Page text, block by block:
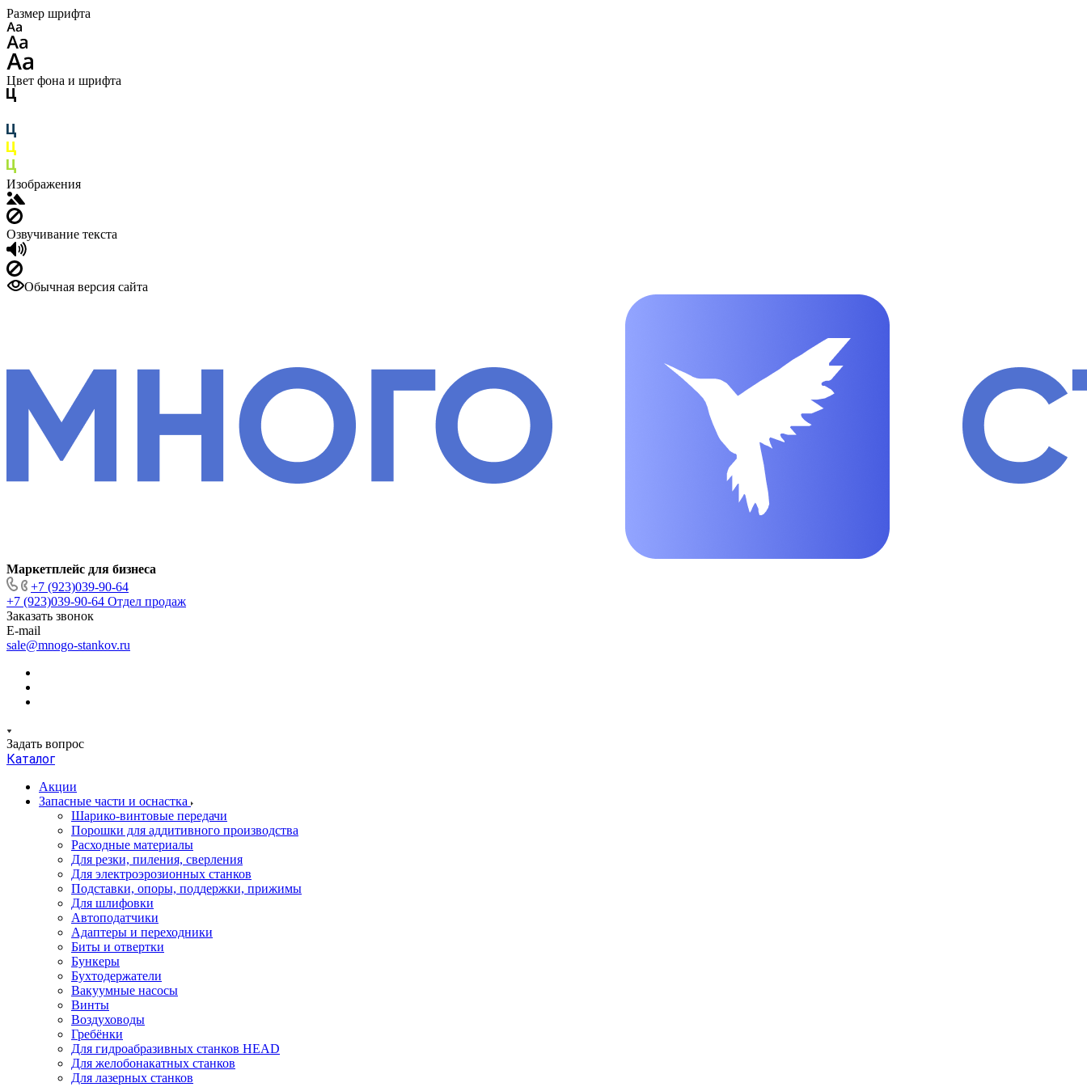
Размер шрифта
Цвет фона и шрифта
Изображения
Озвучивание текста
Обычная версия сайта
Маркетплейс для бизнеса
+7 (923)039-90-64
+7 (923)039-90-64 Отдел продаж
Заказать звонок
E-mail
sale@mnogo-stankov.ru
Задать вопрос
Каталог
Акции
Запасные части и оснастка
Шарико-винтовые передачи
Порошки для аддитивного производства
Расходные материалы
Для резки, пиления, сверления
Для электроэрозионных станков
Подставки, опоры, поддержки, прижимы
Для шлифовки
Автоподатчики
Адаптеры и переходники
Биты и отвертки
Бункеры
Бухтодержатели
Вакуумные насосы
Винты
Воздуховоды
Гребёнки
Для гидроабразивных станков HEAD
Для желобонакатных станков
Для лазерных станков